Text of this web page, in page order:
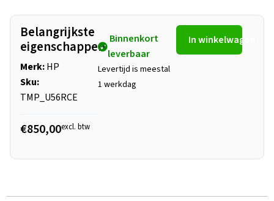
Belangrijkste
eigenschappen
Merk:HP
Sku:
TMP_U56RCE
€850,00excl. btw
Binnenkort
leverbaar
Levertijd is meestal
1 werkdag
In winkelwagen